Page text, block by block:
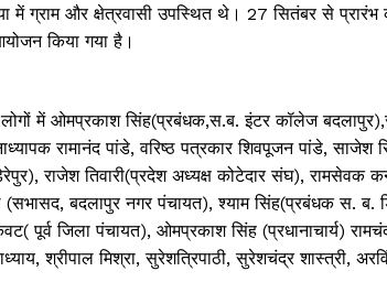
में ग्राम और क्षेत्रवासी उपस्थित थे। 27 सितंबर से
किया गया है।
में ओमप्रकाश सिंह(प्रबंधक,स.ब. इंटर कॉलेज
रामानंद पांडे, वरिष्ठ पत्रकार शिवपूजन पांडे,
राजेश तिवारी(प्रदेश अध्यक्ष कोटेदार संघ), रामसेवक
बदलापुर नगर पंचायत), श्याम सिंह(प्रबंधक स. ब.
पूर्व जिला पंचायत), ओमप्रकाश सिंह (प्रधानाचार्य)
श्रीपाल मिश्रा, सुरेशत्रिपाठी, सुरेशचंद्र शास्त्री,